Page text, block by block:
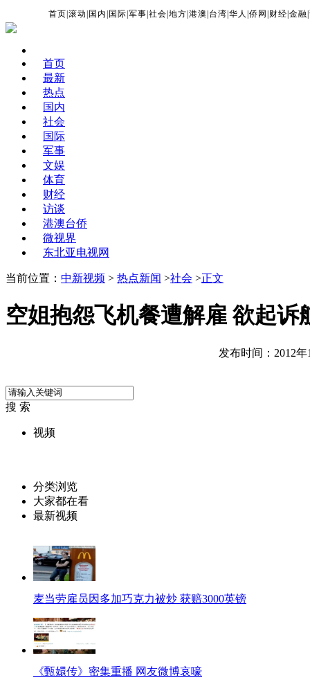
首页 |滚动 国内 国际 |军事 |社会 |地方 |港澳 台湾 |华人 |侨网 财经 |金融 |
首页
最新
热点
国内
社会
国际
军事
文娱
体育
财经
访谈
港澳台侨
微视界
东北亚电视网
当前位置： 中新视频 > 热点新闻 >社会 >正文
空姐抱怨飞机餐遭解雇 欲起诉
发布时间：2012年
搜 索
视频
分类浏览
大家都在看
最新视频
麦当劳雇员因多加巧克力被炒 获赔3000英镑
《甄嬛传》密集重播 网友微博哀嚎